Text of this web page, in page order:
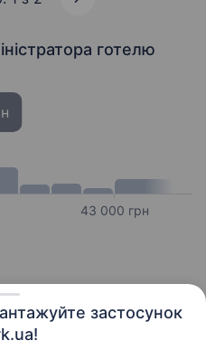
застосунок
готелю
43 000 грн